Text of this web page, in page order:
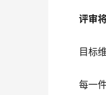
评审
目标
每一